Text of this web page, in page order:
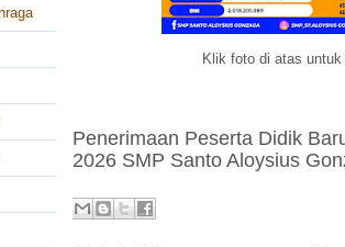
Klik foto di atas untuk
Penerimaan Peserta Didik
2026 SMP Santo Aloysius